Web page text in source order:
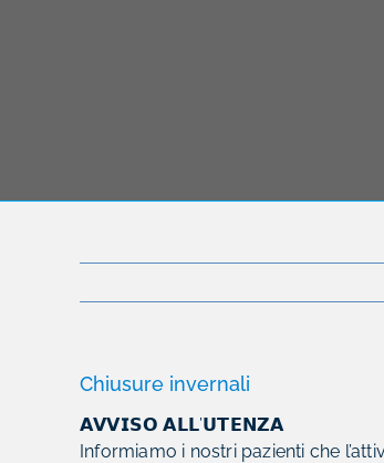
Chiusure invernali
𝗔𝗩𝗩𝗜𝗦𝗢 𝗔𝗟𝗟’𝗨𝗧𝗘𝗡𝗭𝗔
Informiamo i nostri pazienti che